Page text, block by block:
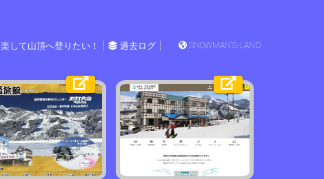
SNOWMAN'S-LAND
楽して山頂へ登りたい！ 過去ログ